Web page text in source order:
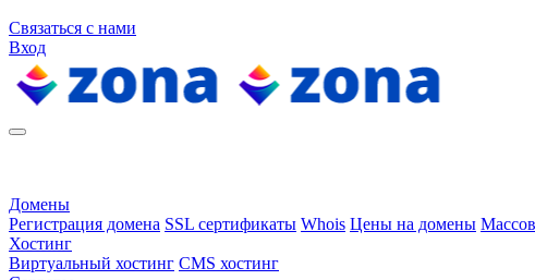
Связаться с нами
Вход
Домены
Регистрация домена SSL сертификаты Whois Цены на домены
Хостинг
Виртуальный хостинг CMS хостинг